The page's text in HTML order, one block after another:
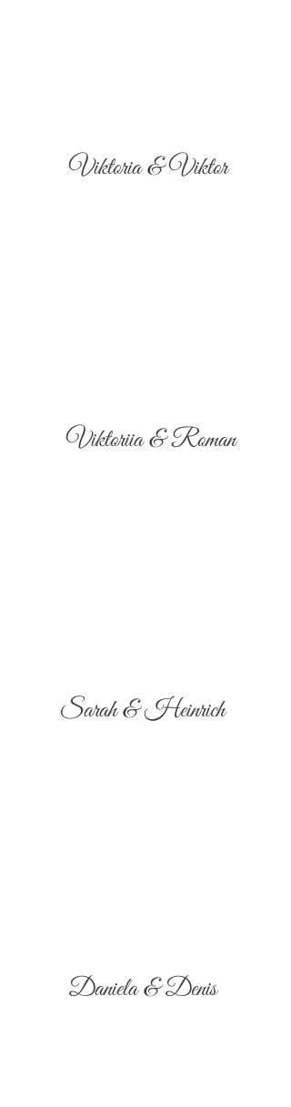
Viktoria & Viktor
Viktoriia & Roman
Sarah & Heinrich
Daniela & Denis